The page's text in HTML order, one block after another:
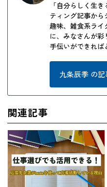
「自分らしく生
ティング記事か
趣味、雑食系ライ
に、みなさんが
手伝いができれば
九条辰季 の記
関連記事